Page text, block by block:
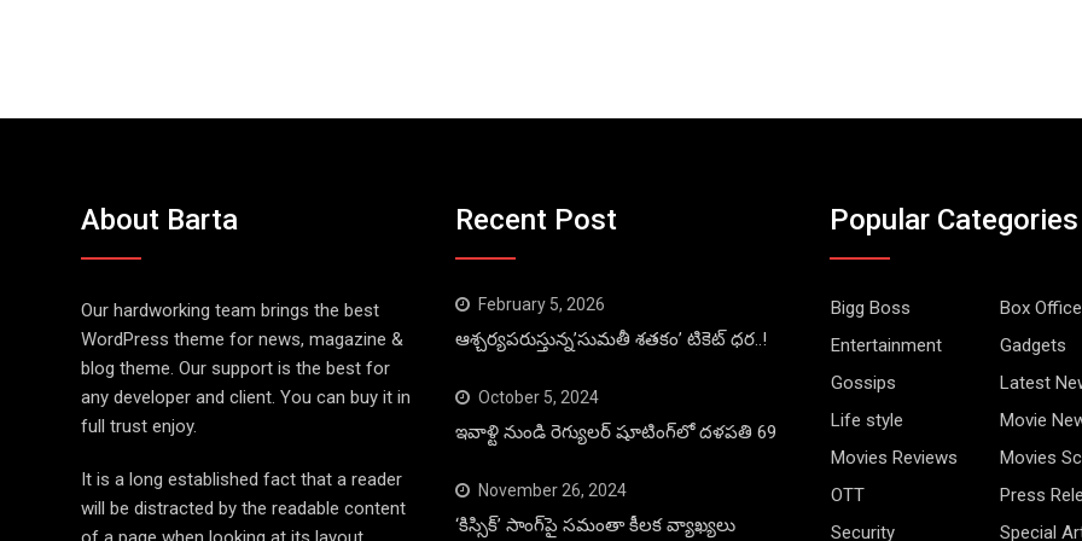
About Barta
Our hardworking team brings the best
WordPress theme for news, magazine &
blog theme. Our support is the best for
any developer and client. You can buy it in
full trust enjoy.
It is a long established fact that a reader
will be distracted by the readable content
Recent Post
February 5, 2026
ఆశ్చర్యపరుస్తున్న’సుమతీ శతకం’ టికెట్ ధర..!
October 5, 2024
ఇవాళ్టి నుండి రెగ్యులర్ షూటింగ్‌లో దళపతి 69
November 26, 2024
‘కిస్సిక్’ సాంగ్‌పై సమంతా కీలక వ్యాఖ్యలు
Popular Categories
Bigg Boss
Box Office
Entertainment
Gadgets
Gossips
Latest
Life style
Movie
Movies Reviews
Movies
OTT
Press
Security
Special